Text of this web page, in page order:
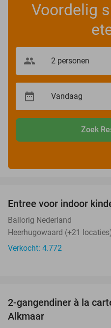
Voordelig
Zoek
Entree voor indoor
Ballorig Nederland
Heerhugowaard (+21
Verkocht: 4.772
2-gangendiner à la
Alkmaar